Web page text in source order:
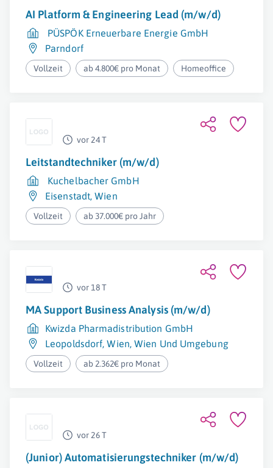
AI Platform & Engineering Lead (m/w/d)
PÜSPÖK Erneuerbare Energie GmbH
Parndorf
Vollzeit ab 4.800€ pro Monat Homeoffice
vor 24 T
Leitstandtechniker (m/w/d)
Kuchelbacher GmbH
Eisenstadt,Wien
Vollzeit ab 37.000€ pro Jahr
vor 18 T
MA Support Business Analysis (m/w/d)
Kwizda Pharmadistribution GmbH
Leopoldsdorf,Wien,Wien Und Umgebung
Vollzeit ab 2.362€ pro Monat
vor 26 T
(Junior) Automatisierungstechniker (m/w/d)